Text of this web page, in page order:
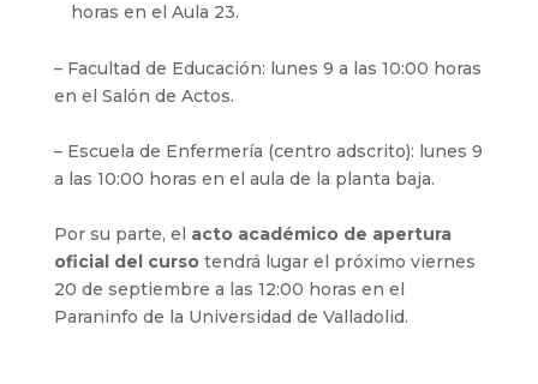
horas en el Aula 23.
– Facultad de Educación: lunes 9 a las 10:00 horas
en el Salón de Actos.
– Escuela de Enfermería (centro adscrito): lunes 9
a las 10:00 horas en el aula de la planta baja.
Por su parte, el acto académico de apertura
oficial del cursotendrá lugar el próximo viernes
20 de septiembre a las 12:00 horas en el
Paraninfo de la Universidad de Valladolid.